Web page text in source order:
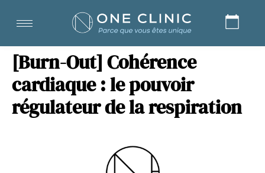
[Burn-Out] Cohérence
cardiaque : le pouvoir
régulateur de la respiration